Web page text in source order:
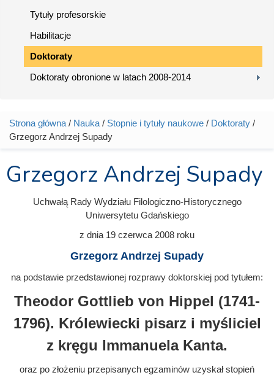
Tytuły profesorskie
Habilitacje
Doktoraty
Doktoraty obronione w latach 2008-2014
Jesteś tutaj
Strona główna / Nauka / Stopnie i tytuły naukowe / Doktoraty /
Grzegorz Andrzej Supady
Grzegorz Andrzej Supady
Uchwałą Rady Wydziału Filologiczno-Historycznego
Uniwersytetu Gdańskiego
z dnia 19 czerwca 2008 roku
Grzegorz Andrzej Supady
na podstawie przedstawionej rozprawy doktorskiej pod tytułem:
Theodor Gottlieb von Hippel (1741-
1796). Królewiecki pisarz i myśliciel
z kręgu Immanuela Kanta.
oraz po złożeniu przepisanych egzaminów uzyskał stopień